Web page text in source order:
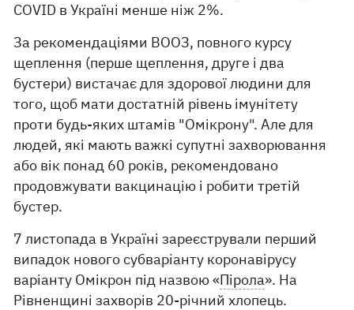
COVID в Україні менше ніж 2%.
За рекомендаціями ВООЗ, повного курсу
щеплення (перше щеплення, друге і два
бустери) вистачає для здорової людини для
того, щоб мати достатній рівень імунітету
проти будь-яких штамів "Омікрону". Але для
людей, які мають важкі супутні захворювання
або вік понад 60 років, рекомендовано
продовжувати вакцинацію і робити третій
бустер.
7 листопада в Україні зареєстрували перший
випадок нового субваріанту коронавірусу
варіанту Омікрон під назвою «Пірола». На
Рівненщині захворів 20-річний хлопець.